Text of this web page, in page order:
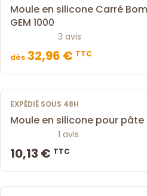
Moule en silicone Carré
GEM 1000
3 avis
dès 32,96 € TTC
EXPÉDIÉ SOUS 48H
Moule en silicone pour
1 avis
10,13 € TTC